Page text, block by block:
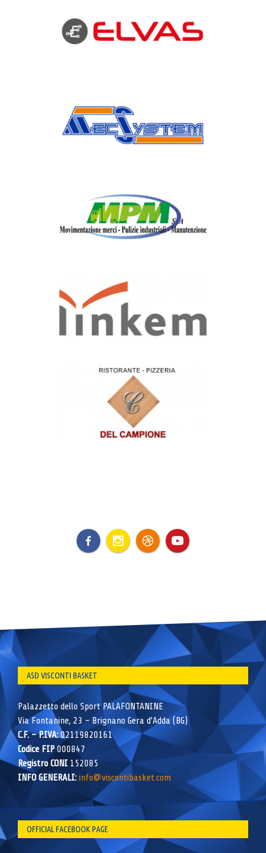
ASD VISCONTI BASKET
Palazzetto dello Sport PALAFONTANINE
Via Fontanine, 23 – Brignano Gera d’Adda (BG)
C.F. – P.IVA:02119820161
Codice FIP000847
Registro CONI 152085
INFO GENERALI: info@viscontibasket.com
OFFICIAL FACEBOOK PAGE